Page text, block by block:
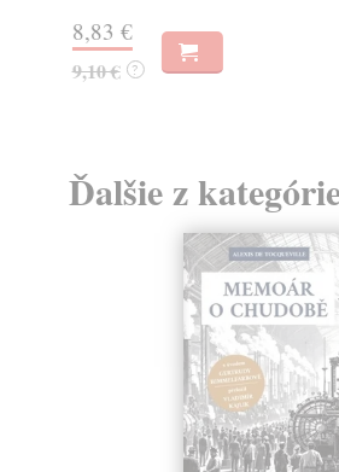
8,83 €
9,10 € ?
Ďalšie z